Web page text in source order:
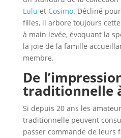
Lulu et Cosimo. Décliné
filles, il arbore toujours
à main levée, évoquant la
la joie de la famille
membre.
De
traditionnelle
Si depuis 20 ans les
traditionnelle peuvent
passer commande de leurs